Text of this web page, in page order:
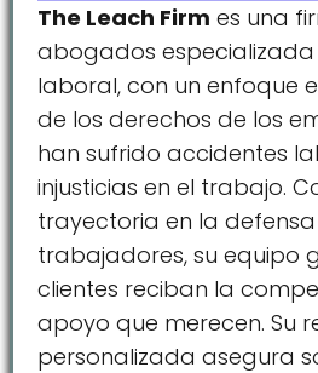
The Leach Firm es una
abogados
laboral, con un enfoque
de los derechos de los
han sufrido accidentes
injusticias en el trabajo.
trayectoria en la
trabajadores, su equipo
clientes reciban la
apoyo que merecen. Su
personalizada asegura